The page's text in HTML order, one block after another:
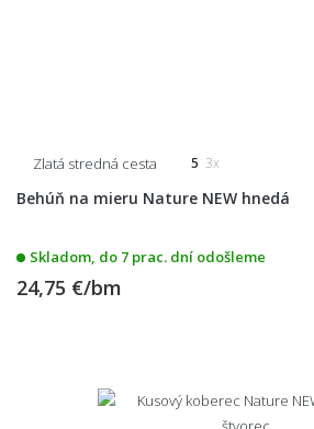
Zlatá stredná cesta 5 3x
Behúň na mieru Nature NEW hnedá
Skladom, do 7 prac. dní odošleme
24,75 €/bm